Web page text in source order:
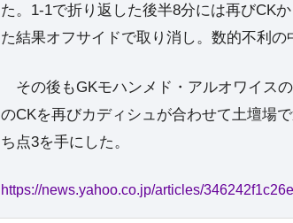
た。1-1で折り返した後半8分には再びCK
た結果オフサイドで取り消し。数的不利の
その後もGKモハンメド・アルオワイス
のCKを再びカディシュが合わせて土壇場
ち点3を手にした。
https://news.yahoo.co.jp/articles/